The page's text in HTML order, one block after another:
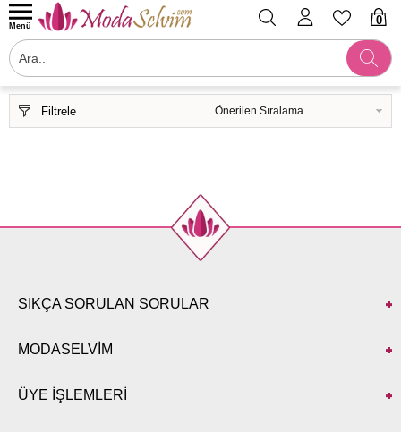
0
Menü
Filtrele
SIKÇA SORULAN SORULAR
MODASELVİM
ÜYE İŞLEMLERİ